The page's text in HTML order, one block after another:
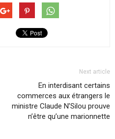
Next article
En interdisant certains
commerces aux étrangers le
ministre Claude N’Silou prouve
n’être qu’une marionnette